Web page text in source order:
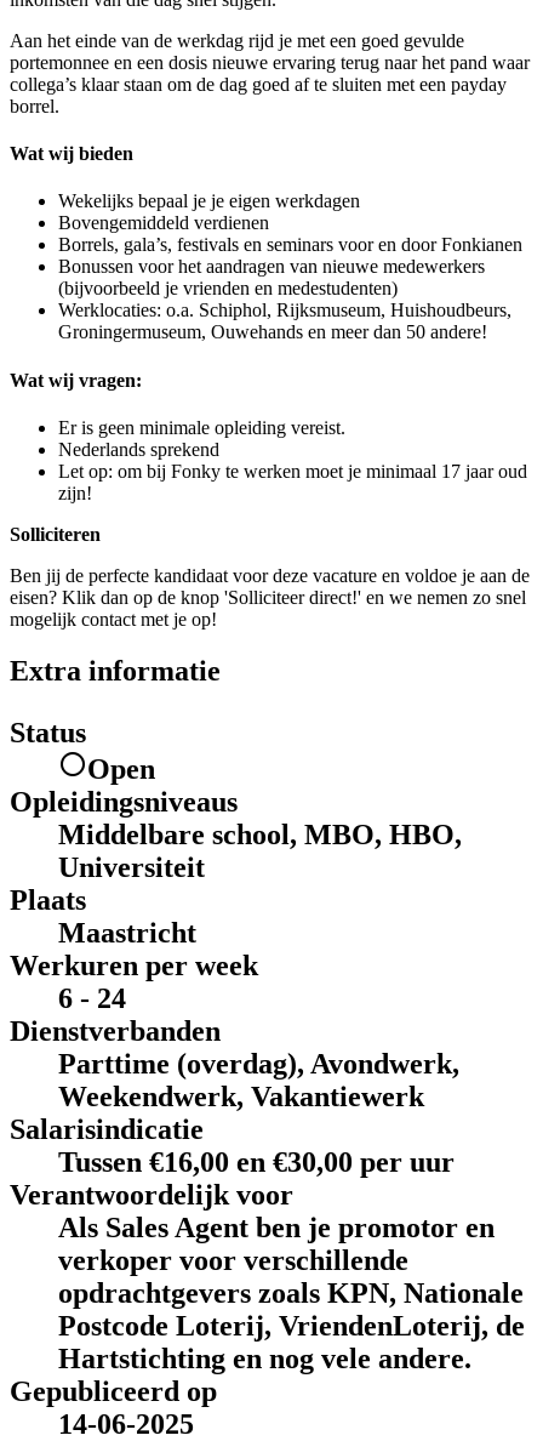
Aan het einde van de werkdag rijd je met een goed gevulde
portemonnee en een dosis nieuwe ervaring terug naar het pand waar
collega’s klaar staan om de dag goed af te sluiten met een payday
borrel.
Wat wij bieden
Wekelijks bepaal je je eigen werkdagen
Bovengemiddeld verdienen
Borrels, gala’s, festivals en seminars voor en door Fonkianen
Bonussen voor het aandragen van nieuwe medewerkers
(bijvoorbeeld je vrienden en medestudenten)
Werklocaties: o.a. Schiphol, Rijksmuseum, Huishoudbeurs,
Groningermuseum, Ouwehands en meer dan 50 andere!
Wat wij vragen:
Er is geen minimale opleiding vereist.
Nederlands sprekend
Let op: om bij Fonky te werken moet je minimaal 17 jaar oud
zijn!
Solliciteren
Ben jij de perfecte kandidaat voor deze vacature en voldoe je aan de
eisen? Klik dan op de knop 'Solliciteer direct!' en we nemen zo snel
mogelijk contact met je op!
Extra informatie
Status
Open
Opleidingsniveaus
Middelbare school, MBO, HBO,
Universiteit
Plaats
Maastricht
Werkuren per week
6 - 24
Dienstverbanden
Parttime (overdag), Avondwerk,
Weekendwerk, Vakantiewerk
Salarisindicatie
Tussen €16,00 en €30,00 per uur
Verantwoordelijk voor
Als Sales Agent ben je promotor en
verkoper voor verschillende
opdrachtgevers zoals KPN, Nationale
Postcode Loterij, VriendenLoterij, de
Hartstichting en nog vele andere.
Gepubliceerd op
14-06-2025